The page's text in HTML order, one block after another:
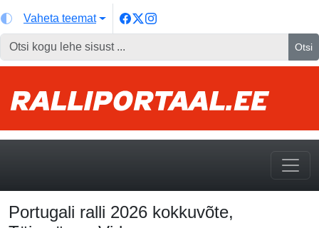
Vaheta teemat
Otsi
Portugali ralli 2026 kokkuvõte,